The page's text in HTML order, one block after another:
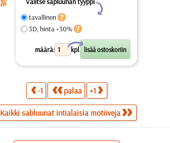
Y
tavallinen
3D, hinta +30%
määrä: kpl.
X
-1 palaa +1
Kaikki sabluunat intialaisia motiiveja